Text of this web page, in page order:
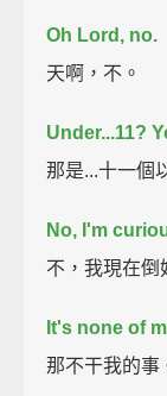
Oh Lord, no.
天啊，不。
Under...11?
那是...十一個
No, I'm
不，我現在倒
It's none of
那不干我的事